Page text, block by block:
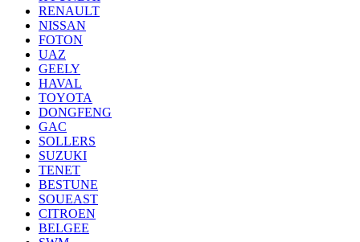
RENAULT
NISSAN
FOTON
UAZ
GEELY
HAVAL
TOYOTA
DONGFENG
GAC
SOLLERS
SUZUKI
TENET
BESTUNE
SOUEAST
CITROEN
BELGEE